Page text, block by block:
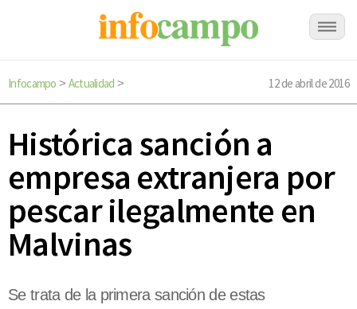
Infocampo > Actualidad > 12 de abril de 2016
Histórica sanción a
empresa extranjera por
pescar ilegalmente en
Malvinas
Se trata de la primera sanción de estas